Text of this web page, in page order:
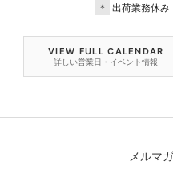
＊
出荷業務休
VIEW FULL CALENDAR
詳しい営業日・イベント情報
メルマ